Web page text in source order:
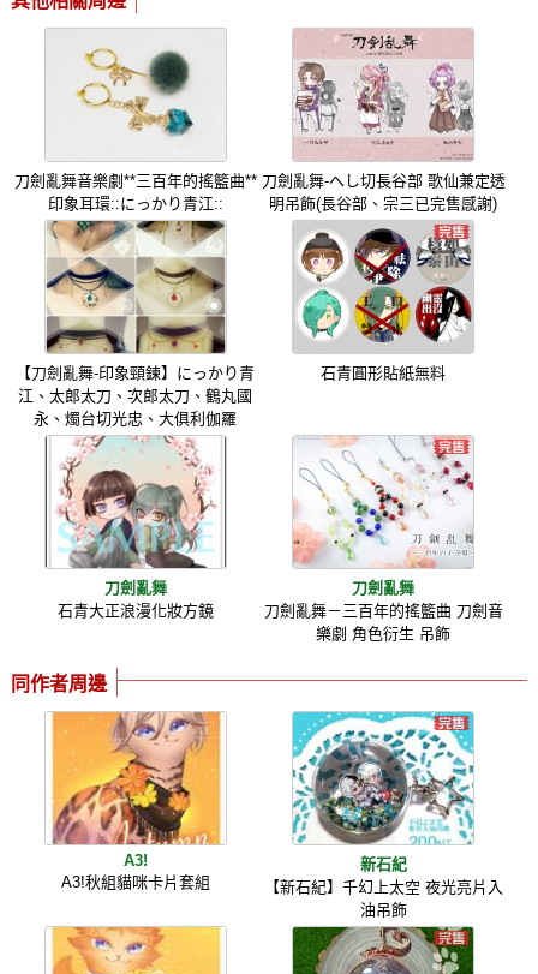
刀劍亂舞音樂劇**三百年的搖籃曲**
印象耳環::にっかり青江::
刀劍亂舞-へし切長谷部 歌仙兼定透
明吊飾(長谷部、宗三已完售感謝)
【刀劍亂舞-印象頸鍊】にっかり青
江、太郎太刀、次郎太刀、鶴丸國
永、燭台切光忠、大俱利伽羅
石青圓形貼紙無料
刀劍亂舞
石青大正浪漫化妝方鏡
刀劍亂舞
刀劍亂舞－三百年的搖籃曲 刀劍音
樂劇 角色衍生 吊飾
同作者周邊
A3!
A3!秋組貓咪卡片套組
新石紀
【新石紀】千幻上太空 夜光亮片入
油吊飾